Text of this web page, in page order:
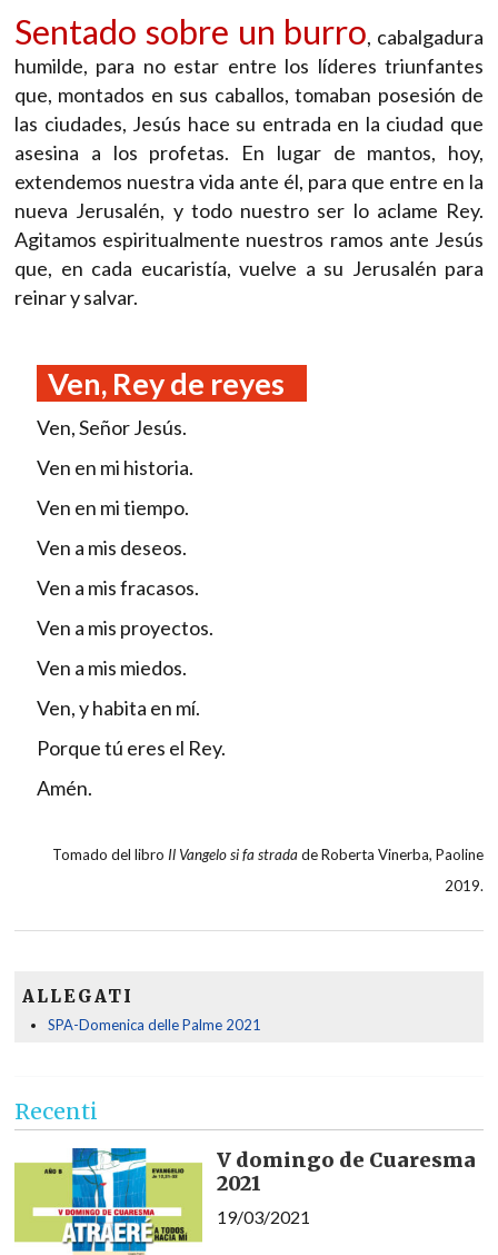
Sentado sobre un burro, cabalgadura
humilde, para no estar entre los líderes triunfantes
que, montados en sus caballos, tomaban posesión de
las ciudades, Jesús hace su entrada en la ciudad que
asesina a los profetas. En lugar de mantos, hoy,
extendemos nuestra vida ante él, para que entre en la
nueva Jerusalén, y todo nuestro ser lo aclame Rey.
Agitamos espiritualmente nuestros ramos ante Jesús
que, en cada eucaristía, vuelve a su Jerusalén para
reinar y salvar.
Ven, Rey de reyes
Ven, Señor Jesús.
Ven en mi historia.
Ven en mi tiempo.
Ven a mis deseos.
Ven a mis fracasos.
Ven a mis proyectos.
Ven a mis miedos.
Ven, y habita en mí.
Porque tú eres el Rey.
Amén.
Tomado del libro Il Vangelo si fa stradade Roberta Vinerba, Paoline
2019.
ALLEGATI
SPA-Domenica delle Palme 2021
Recenti
V domingo de Cuaresma
2021
19/03/2021